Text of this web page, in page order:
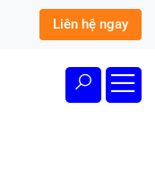
Liên hệ ngay